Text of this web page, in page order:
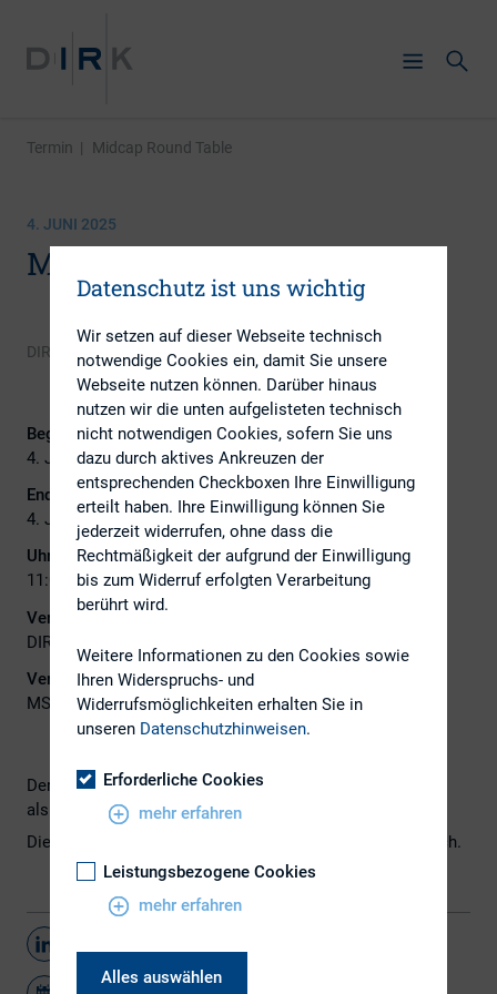
Termin | Midcap Round Table
4. JUNI 2025
Midcap Round Table
DIRK
Beginn:
4. Juni 2025
Ende:
4. Juni 2025
Uhrzeit:
11:00 - 12:00
Veranstalter:
DIRK
Veranstaltungsort:
MS Teams
Der nächste Midcap Round Table findet am 04. Juni 2025
als MS Teams Meeting statt.
Die Teilnahme ist nur nach gesonderter Einladung möglich.
Datenschutz ist uns wichtig
Wir setzen auf dieser Webseite technisch
notwendige Cookies ein, damit Sie unsere
Webseite nutzen können. Darüber hinaus
nutzen wir die unten aufgelisteten technisch
nicht notwendigen Cookies, sofern Sie uns
dazu durch aktives Ankreuzen der
entsprechenden Checkboxen Ihre Einwilligung
erteilt haben. Ihre Einwilligung können Sie
jederzeit widerrufen, ohne dass die
Rechtmäßigkeit der aufgrund der Einwilligung
bis zum Widerruf erfolgten Verarbeitung
berührt wird.
Weitere Informationen zu den Cookies sowie
Ihren Widerspruchs- und
Widerrufsmöglichkeiten erhalten Sie in
unseren Datenschutzhinweisen.
Erforderliche Cookies
mehr erfahren
Leistungsbezogene Cookies
mehr erfahren
Alles auswählen